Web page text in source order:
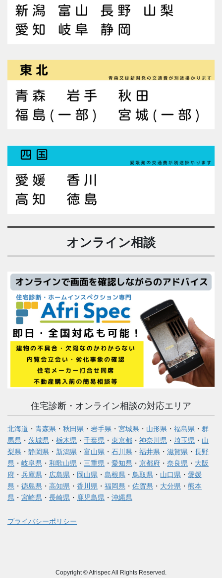
オンライン相談
住宅診断・オンライン相談の対応エリア
北海道 ・ 青森県 ・ 秋田県 ・ 岩手県 ・ 宮城県 ・ 山形県 ・ 福島県 ・ 群
馬県 ・ 茨城県 ・ 栃木県 ・ 千葉県 ・ 東京都 ・ 神奈川県 ・ 埼玉県 ・ 山
梨県 ・ 静岡県 ・ 新潟県 ・ 富山県 ・ 石川県 ・ 福井県 ・ 滋賀県 ・ 長野
県 ・ 岐阜県 ・ 和歌山県 ・ 三重県 ・ 愛知県 ・ 京都府 ・ 奈良県 ・ 大阪
府 ・ 兵庫県 ・ 広島県 ・ 岡山県 ・ 島根県 ・ 鳥取県 ・ 山口県 ・ 愛媛
県 ・ 徳島県 ・ 高知県 ・ 香川県 ・ 福岡県 ・ 佐賀県 ・ 大分県 ・ 熊本
県 ・ 宮崎県 ・ 長崎県 ・ 鹿児島県 ・ 沖縄県
プライバシーポリシー
Copyright © Afrispec All Rights Reserved.